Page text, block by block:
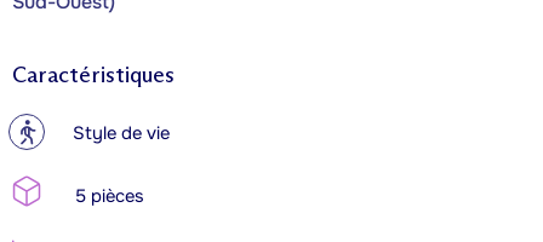
Caractéristiques
? Style de vie
5 pièces